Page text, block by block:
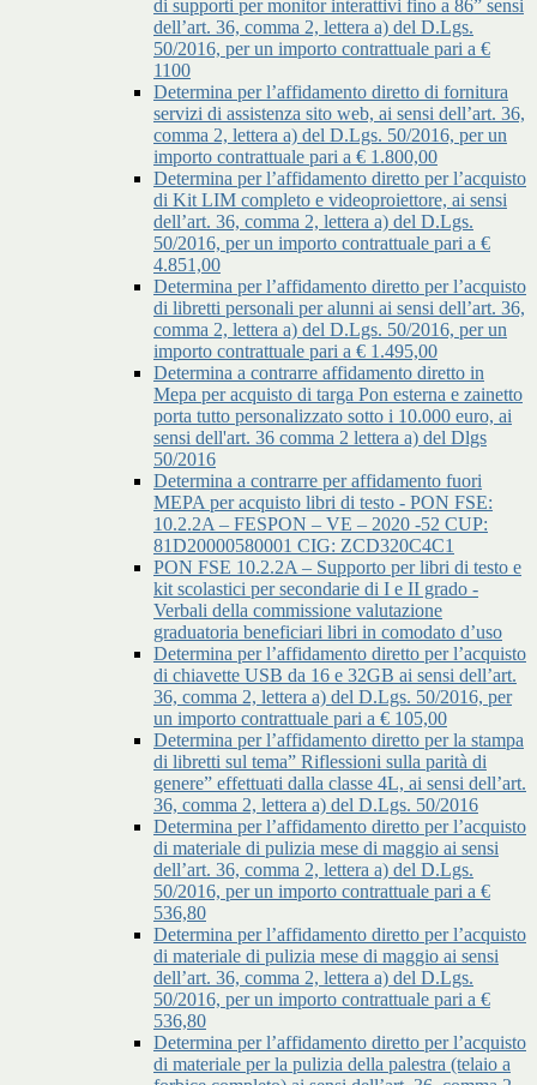
di supporti per monitor interattivi fino a 86” sensi
dell’art. 36, comma 2, lettera a) del D.Lgs.
50/2016, per un importo contrattuale pari a €
1100
Determina per l’affidamento diretto di fornitura
servizi di assistenza sito web, ai sensi dell’art. 36,
comma 2, lettera a) del D.Lgs. 50/2016, per un
importo contrattuale pari a € 1.800,00
Determina per l’affidamento diretto per l’acquisto
di Kit LIM completo e videoproiettore, ai sensi
dell’art. 36, comma 2, lettera a) del D.Lgs.
50/2016, per un importo contrattuale pari a €
4.851,00
Determina per l’affidamento diretto per l’acquisto
di libretti personali per alunni ai sensi dell’art. 36,
comma 2, lettera a) del D.Lgs. 50/2016, per un
importo contrattuale pari a € 1.495,00
Determina a contrarre affidamento diretto in
Mepa per acquisto di targa Pon esterna e zainetto
porta tutto personalizzato sotto i 10.000 euro, ai
sensi dell'art. 36 comma 2 lettera a) del Dlgs
50/2016
Determina a contrarre per affidamento fuori
MEPA per acquisto libri di testo - PON FSE:
10.2.2A – FESPON – VE – 2020 -52 CUP:
81D20000580001 CIG: ZCD320C4C1
PON FSE 10.2.2A – Supporto per libri di testo e
kit scolastici per secondarie di I e II grado -
Verbali della commissione valutazione
graduatoria beneficiari libri in comodato d’uso
Determina per l’affidamento diretto per l’acquisto
di chiavette USB da 16 e 32GB ai sensi dell’art.
36, comma 2, lettera a) del D.Lgs. 50/2016, per
un importo contrattuale pari a € 105,00
Determina per l’affidamento diretto per la stampa
di libretti sul tema” Riflessioni sulla parità di
genere” effettuati dalla classe 4L, ai sensi dell’art.
36, comma 2, lettera a) del D.Lgs. 50/2016
Determina per l’affidamento diretto per l’acquisto
di materiale di pulizia mese di maggio ai sensi
dell’art. 36, comma 2, lettera a) del D.Lgs.
50/2016, per un importo contrattuale pari a €
536,80
Determina per l’affidamento diretto per l’acquisto
di materiale di pulizia mese di maggio ai sensi
dell’art. 36, comma 2, lettera a) del D.Lgs.
50/2016, per un importo contrattuale pari a €
536,80
Determina per l’affidamento diretto per l’acquisto
di materiale per la pulizia della palestra (telaio a